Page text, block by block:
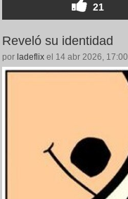
21
Reveló su identidad
por ladeflix el 14 abr 2026, 17:00